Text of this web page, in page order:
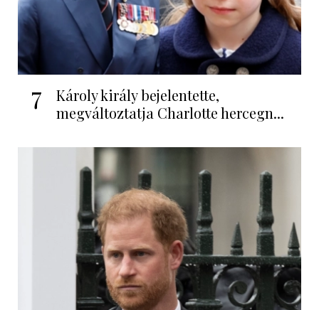
7
Károly király bejelentette,
megváltoztatja Charlotte hercegn...